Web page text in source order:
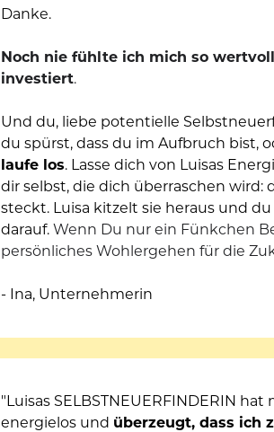
Danke.
Noch nie fühlte ich mich so
investiert.
Und du, liebe potentielle
du spürst, dass du im Aufbruch bist,
laufe los. Lasse dich von Luisas
dir selbst, die dich überraschen wird:
steckt. Luisa kitzelt sie heraus und
darauf. Wenn Du nur ein Fünkchen
persönliches Wohlergehen für die
- Ina, Unternehmerin
"Luisas SELBSTNEUERFINDERIN
energielos und überzeugt, dass ich